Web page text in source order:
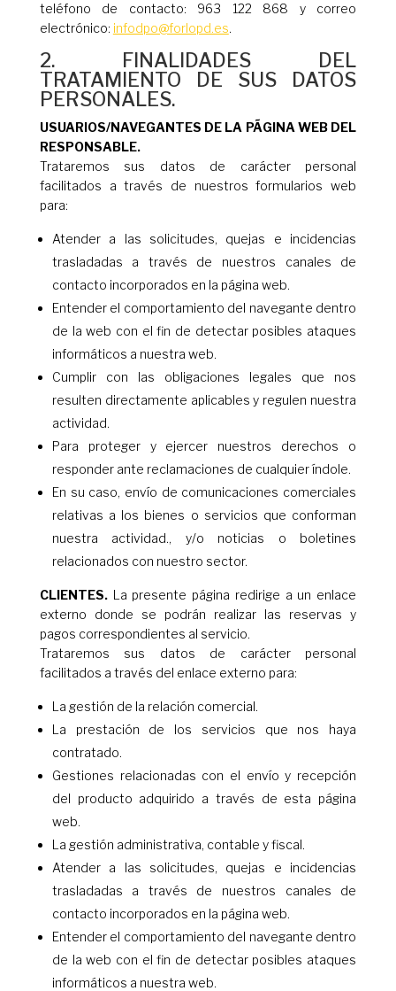
teléfono de contacto: 963 122 868 y correo
electrónico: infodpo@forlopd.es.
2. FINALIDADES DEL
TRATAMIENTO DE SUS DATOS
PERSONALES.
USUARIOS/NAVEGANTES DE LA PÃGINA WEB DEL
RESPONSABLE.
Trataremos sus datos de carácter personal
facilitados a través de nuestros formularios web
para:
Atender a las solicitudes, quejas e incidencias
trasladadas a través de nuestros canales de
contacto incorporados en la página web.
Entender el comportamiento del navegante dentro
de la web con el fin de detectar posibles ataques
informáticos a nuestra web.
Cumplir con las obligaciones legales que nos
resulten directamente aplicables y regulen nuestra
actividad.
Para proteger y ejercer nuestros derechos o
responder ante reclamaciones de cualquier índole.
En su caso, envío de comunicaciones comerciales
relativas a los bienes o servicios que conforman
nuestra actividad., y/o noticias o boletines
relacionados con nuestro sector.
CLIENTES.La presente página redirige a un enlace
externo donde se podrán realizar las reservas y
pagos correspondientes al servicio.
Trataremos sus datos de carácter personal
facilitados a través del enlace externo para:
La gestión de la relación comercial.
La prestación de los servicios que nos haya
contratado.
Gestiones relacionadas con el envío y recepción
del producto adquirido a través de esta página
web.
La gestión administrativa, contable y fiscal.
Atender a las solicitudes, quejas e incidencias
trasladadas a través de nuestros canales de
contacto incorporados en la página web.
Entender el comportamiento del navegante dentro
de la web con el fin de detectar posibles ataques
informáticos a nuestra web.